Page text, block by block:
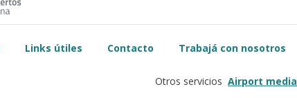
Links útiles Contacto Trabajá con nosotros
Otros servicios Airport media